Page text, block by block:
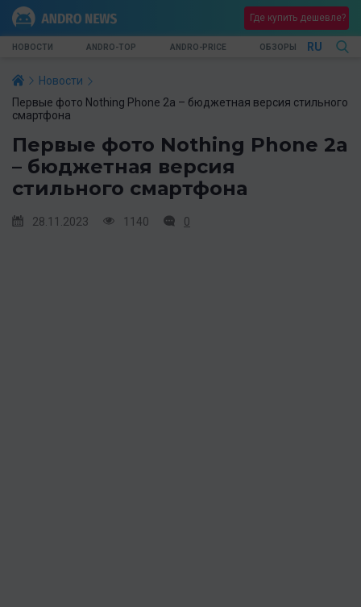
Где купить дешевле?
НОВОСТИ ANDRO-TOP ANDRO-PRICE ОБЗОРЫ RU
Новости
Первые фото Nothing Phone 2a – бюджетная версия стильного
смартфона
Первые фото Nothing Phone 2a
– бюджетная версия
стильного смартфона
28.11.2023 1140 0